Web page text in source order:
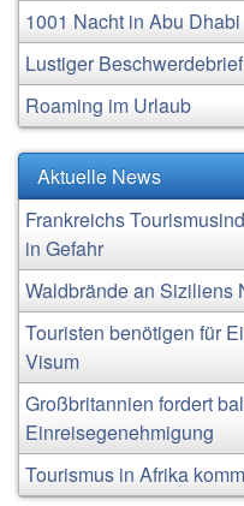
1001 Nacht in Abu Dhabi
Lustiger
Roaming im Urlaub
Aktuelle News
Frankreichs
in Gefahr
Waldbrände an Siziliens
Touristen benötigen für
Visum
Großbritannien fordert
Einreisegenehmigung
Tourismus in Afrika